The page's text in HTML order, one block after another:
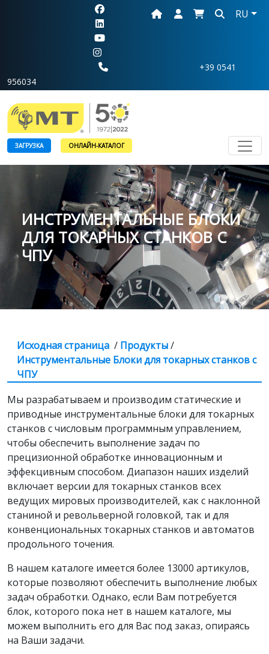
+39 0541
956034
RU
ЗАГРУЗКА ОНЛАЙН-КАТАЛОГ
ИНСТРУМЕНТАЛЬНЫE БЛОКИ
ДЛЯ ТОКАРНЫХ СТАНКОВ С
ЧПУ
Исходная страница / Продукты/
Инструментальныe Блоки для токарных станков с
ЧПУ
Мы разрабатываем и производим статические и
приводные инструментальные блоки для токарных
станков с числовым программным управлением,
чтобы обеспечить выполнение задач по
прецизионной обработке инновационным и
эффекцивным способом. Диапазон наших изделий
включает версии для токарных станков всех
ведущих мировых производителей, как с наклонной
станиной и револьверной головкой, так и для
конвенциональных токарных станков и автоматов
продольного точения.
В нашем каталоге имеется более 13000 артикулов,
которые позволяют обеспечить выполнение любых
задач обработки. Однако, если Вам потребуется
блок, которого пока нет в нашем каталоге, мы
можем выполнить его для Вас под заказ, опираясь
на Ваши задачи.